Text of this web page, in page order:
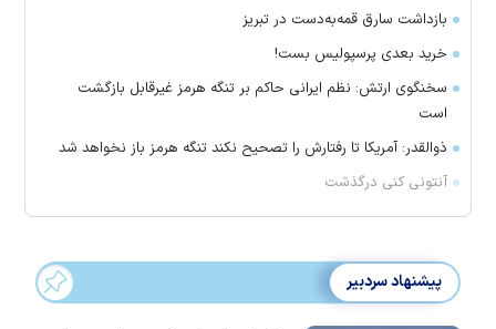
بازداشت سارق قمه‌به‌دست در تبریز
خرید بعدی پرسپولیس بست!
سخنگوی ارتش: نظم ایرانی حاکم بر تنگه هرمز غیرقابل بازگشت
است
ذوالقدر: آمریکا تا رفتارش را تصحیح نکند تنگه هرمز باز نخواهد شد
آنتونی کنی درگذشت
پیشنهاد سردبیر